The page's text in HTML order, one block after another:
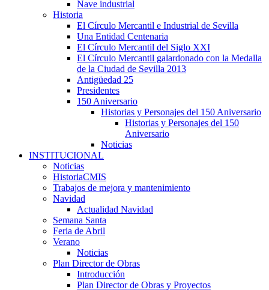
Nave industrial
Historia
El Círculo Mercantil e Industrial de Sevilla
Una Entidad Centenaria
El Círculo Mercantil del Siglo XXI
El Círculo Mercantil galardonado con la Medalla
de la Ciudad de Sevilla 2013
Antigüedad 25
Presidentes
150 Aniversario
Historias y Personajes del 150 Aniversario
Historias y Personajes del 150
Aniversario
Noticias
INSTITUCIONAL
Noticias
HistoriaCMIS
Trabajos de mejora y mantenimiento
Navidad
Actualidad Navidad
Semana Santa
Feria de Abril
Verano
Noticias
Plan Director de Obras
Introducción
Plan Director de Obras y Proyectos